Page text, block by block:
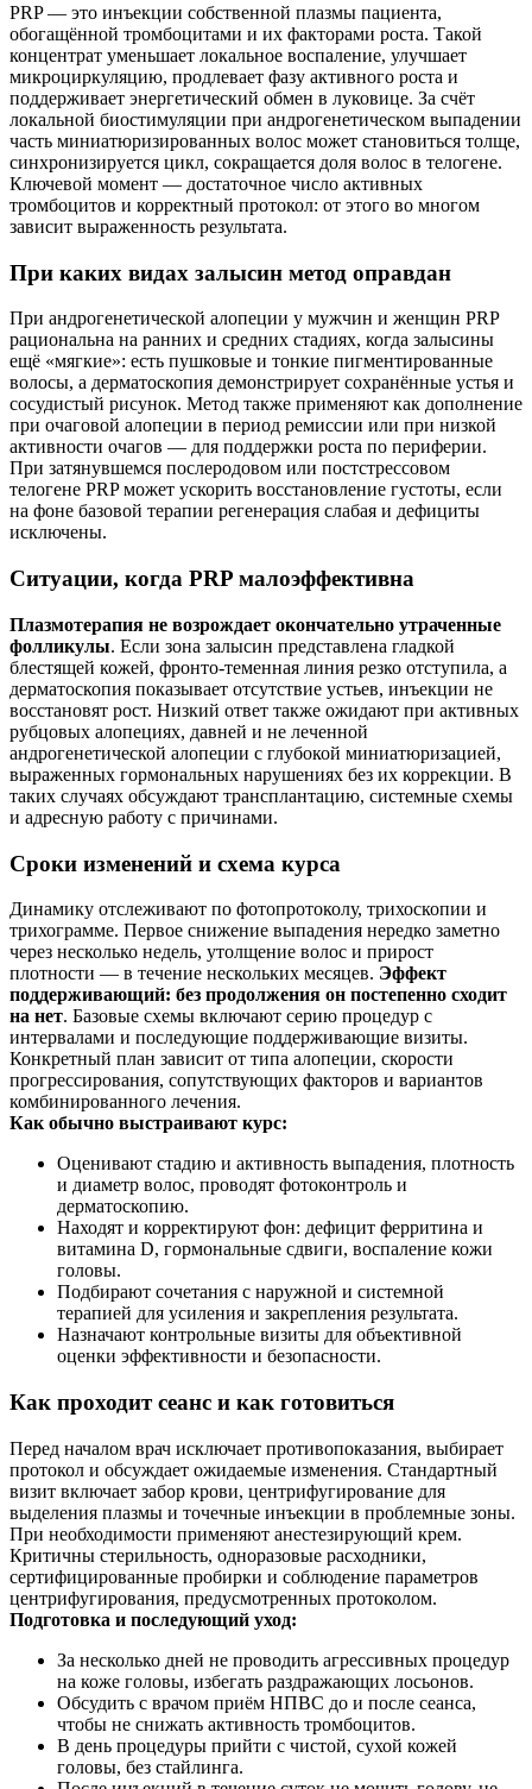
PRP — это инъекции собственной плазмы пациента,
обогащённой тромбоцитами и их факторами роста. Такой
концентрат уменьшает локальное воспаление, улучшает
микроциркуляцию, продлевает фазу активного роста и
поддерживает энергетический обмен в луковице. За счёт
локальной биостимуляции при андрогенетическом выпадении
часть миниатюризированных волос может становиться толще,
синхронизируется цикл, сокращается доля волос в телогене.
Ключевой момент — достаточное число активных
тромбоцитов и корректный протокол: от этого во многом
зависит выраженность результата.
При каких видах залысин метод оправдан
При андрогенетической алопеции у мужчин и женщин PRP
рациональна на ранних и средних стадиях, когда залысины
ещё «мягкие»: есть пушковые и тонкие пигментированные
волосы, а дерматоскопия демонстрирует сохранённые устья и
сосудистый рисунок. Метод также применяют как дополнение
при очаговой алопеции в период ремиссии или при низкой
активности очагов — для поддержки роста по периферии.
При затянувшемся послеродовом или постстрессовом
телогене PRP может ускорить восстановление густоты, если
на фоне базовой терапии регенерация слабая и дефициты
исключены.
Ситуации, когда PRP малоэффективна
Плазмотерапия не возрождает окончательно утраченные
фолликулы. Если зона залысин представлена гладкой
блестящей кожей, фронто-теменная линия резко отступила, а
дерматоскопия показывает отсутствие устьев, инъекции не
восстановят рост. Низкий ответ также ожидают при активных
рубцовых алопециях, давней и не леченной
андрогенетической алопеции с глубокой миниатюризацией,
выраженных гормональных нарушениях без их коррекции. В
таких случаях обсуждают трансплантацию, системные схемы
и адресную работу с причинами.
Сроки изменений и схема курса
Динамику отслеживают по фотопротоколу, трихоскопии и
трихограмме. Первое снижение выпадения нередко заметно
через несколько недель, утолщение волос и прирост
плотности — в течение нескольких месяцев. Эффект
поддерживающий: без продолжения он постепенно сходит
на нет. Базовые схемы включают серию процедур с
интервалами и последующие поддерживающие визиты.
Конкретный план зависит от типа алопеции, скорости
прогрессирования, сопутствующих факторов и вариантов
комбинированного лечения.
Как обычно выстраивают курс:
Оценивают стадию и активность выпадения, плотность
и диаметр волос, проводят фотоконтроль и
дерматоскопию.
Находят и корректируют фон: дефицит ферритина и
витамина D, гормональные сдвиги, воспаление кожи
головы.
Подбирают сочетания с наружной и системной
терапией для усиления и закрепления результата.
Назначают контрольные визиты для объективной
оценки эффективности и безопасности.
Как проходит сеанс и как готовиться
Перед началом врач исключает противопоказания, выбирает
протокол и обсуждает ожидаемые изменения. Стандартный
визит включает забор крови, центрифугирование для
выделения плазмы и точечные инъекции в проблемные зоны.
При необходимости применяют анестезирующий крем.
Критичны стерильность, одноразовые расходники,
сертифицированные пробирки и соблюдение параметров
центрифугирования, предусмотренных протоколом.
Подготовка и последующий уход:
За несколько дней не проводить агрессивных процедур
на коже головы, избегать раздражающих лосьонов.
Обсудить с врачом приём НПВС до и после сеанса,
чтобы не снижать активность тромбоцитов.
В день процедуры прийти с чистой, сухой кожей
головы, без стайлинга.